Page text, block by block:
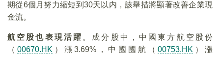
期從6個月努力縮短到30天以内，該舉措將顯著改善企業現
金流。
航空股也表現活躍 。成分股中，中國東方航空股份
（00670.HK ）漲3.69%，中國國航（ 00753.HK ）漲